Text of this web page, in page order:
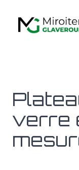
verre